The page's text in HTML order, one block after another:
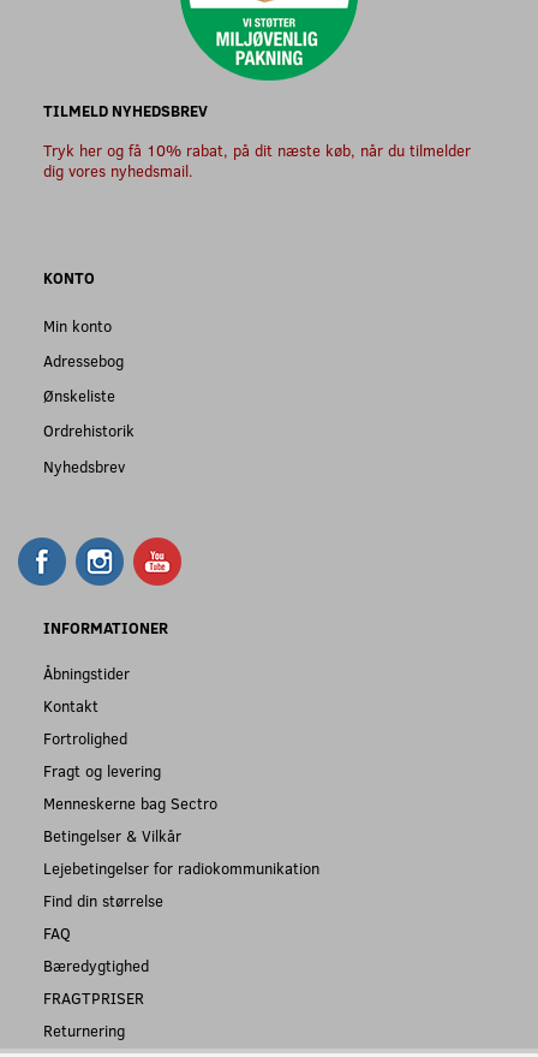
TILMELD NYHEDSBREV
Tryk her og få 10% rabat, på dit næste køb, når du tilmelder
dig vores nyhedsmail.
KONTO
Min konto
Adressebog
Ønskeliste
Ordrehistorik
Nyhedsbrev
INFORMATIONER
Åbningstider
Kontakt
Fortrolighed
Fragt og levering
Menneskerne bag Sectro
Betingelser & Vilkår
Lejebetingelser for radiokommunikation
Find din størrelse
FAQ
Bæredygtighed
FRAGTPRISER
Returnering